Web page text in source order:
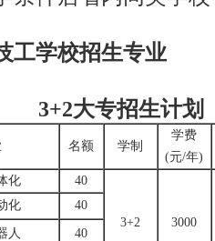
工学校招生专业
3+2大专招生计划
名额 学制
学费
(元/年)
化 40
3+2 3000
化 40
人 40